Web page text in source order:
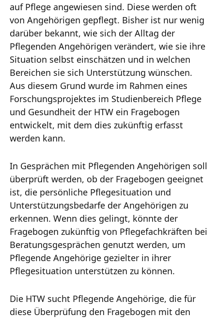
auf Pflege angewiesen sind. Diese werden oft
von Angehörigen gepflegt. Bisher ist nur wenig
darüber bekannt, wie sich der Alltag der
Pflegenden Angehörigen verändert, wie sie ihre
Situation selbst einschätzen und in welchen
Bereichen sie sich Unterstützung wünschen.
Aus diesem Grund wurde im Rahmen eines
Forschungsprojektes im Studienbereich Pflege
und Gesundheit der HTW ein Fragebogen
entwickelt, mit dem dies zukünftig erfasst
werden kann.
In Gesprächen mit Pflegenden Angehörigen soll
überprüft werden, ob der Fragebogen geeignet
ist, die persönliche Pflegesituation und
Unterstützungsbedarfe der Angehörigen zu
erkennen. Wenn dies gelingt, könnte der
Fragebogen zukünftig von Pflegefachkräften bei
Beratungsgesprächen genutzt werden, um
Pflegende Angehörige gezielter in ihrer
Pflegesituation unterstützen zu können.
Die HTW sucht Pflegende Angehörige, die für
diese Überprüfung den Fragebogen mit den